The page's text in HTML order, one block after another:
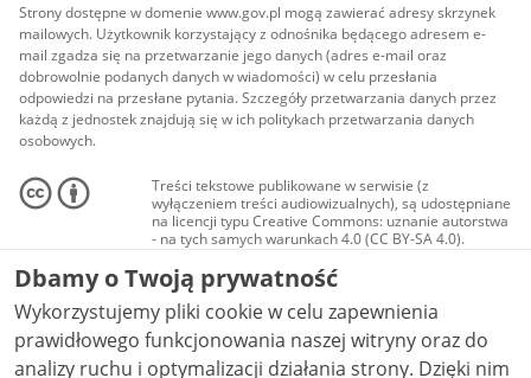
Strony dostępne w domenie www.gov.pl mogą zawierać adresy skrzynek
mailowych. Użytkownik korzystający z odnośnika będącego adresem e-
mail zgadza się na przetwarzanie jego danych (adres e-mail oraz
dobrowolnie podanych danych w wiadomości) w celu przesłania
odpowiedzi na przesłane pytania. Szczegóły przetwarzania danych przez
każdą z jednostek znajdują się w ich politykach przetwarzania danych
osobowych.
Treści tekstowe publikowane w serwisie (z
wyłączeniem treści audiowizualnych), są udostępniane
na licencji typu Creative Commons: uznanie autorstwa
- na tych samych warunkach 4.0 (CC BY-SA 4.0).
Materiały audiowizualne, w tym zdjęcia, materiały
audio i wideo, są udostępniane na licencji typu
Creative Commons: uznanie autorstwa użycie
niekomercyjne - bez utworów zależnych 4.0 (CC BY-
NC-ND 4.0), o ile nie jest to stwierdzone inaczej.
Dbamy o Twoją prywatność
Wykorzystujemy pliki cookie w celu zapewnienia
prawidłowego funkcjonowania naszej witryny oraz do
analizy ruchu i optymalizacji działania strony. Dzięki nim